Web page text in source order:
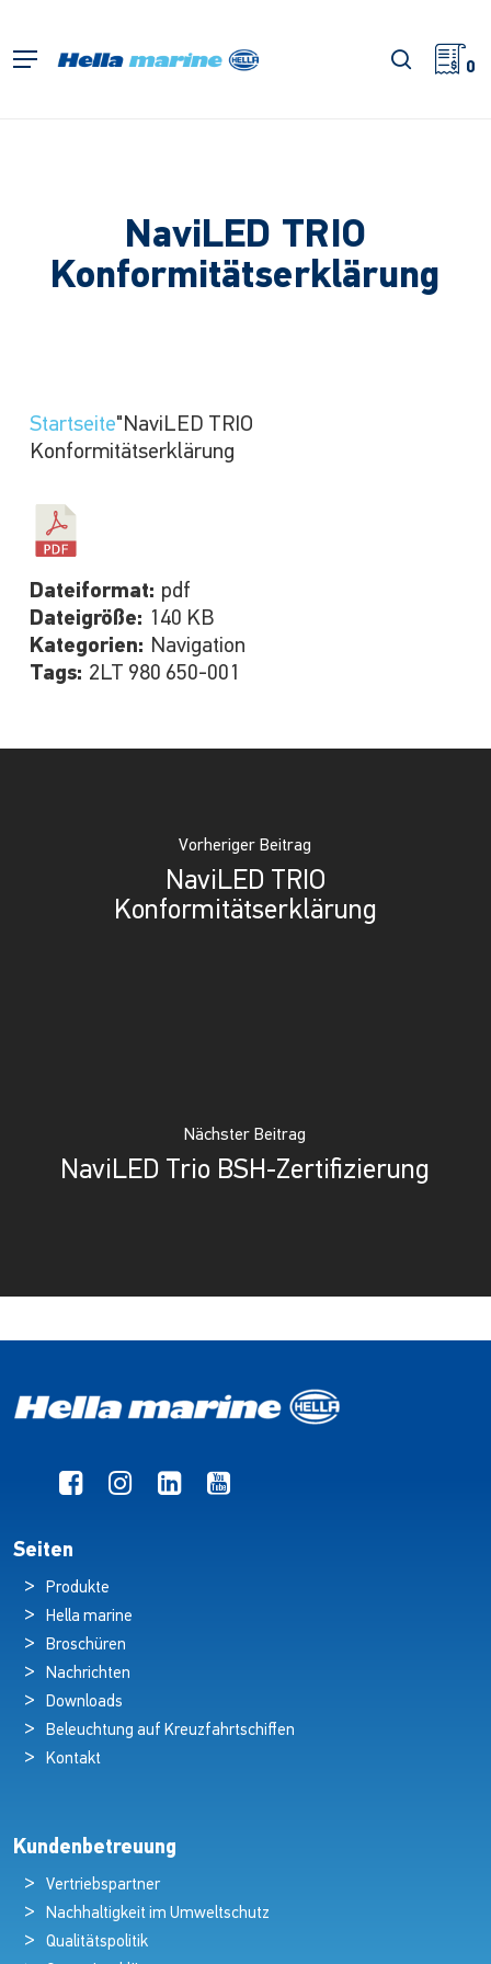
springen
Menü Suche
0
NaviLED TRIO
Konformitätserklärung
Startseite"NaviLED TRIO
Konformitätserklärung
Dateiformat: pdf
Dateigröße: 140 KB
Kategorien: Navigation
Tags: 2LT 980 650-001
Vorheriger Beitrag
NaviLED TRIO
Konformitätserklärung
Nächster Beitrag
NaviLED Trio BSH-Zertifizierung
Seiten
Produkte
Hella marine
Broschüren
Nachrichten
Downloads
Beleuchtung auf Kreuzfahrtschiffen
Kontakt
Kundenbetreuung
Vertriebspartner
Nachhaltigkeit im Umweltschutz
Qualitätspolitik